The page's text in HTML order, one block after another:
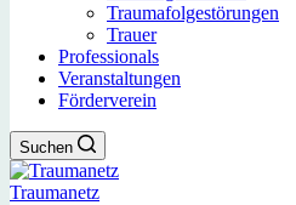
Traumafolgestörungen
Trauer
Professionals
Veranstaltungen
Förderverein
Suchen
Traumanetz